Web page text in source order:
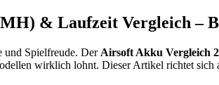
& Laufzeit Vergleich –
und Spielfreude. Der Airsoft Akku Vergleich
wirklich lohnt. Dieser Artikel richtet sich